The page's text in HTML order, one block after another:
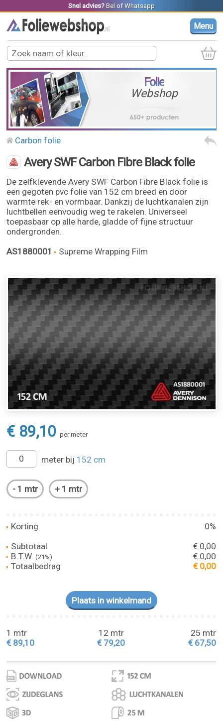
Snel advies? Belof Whatsapp
Menu
Folie
Webshop
Carbon folie
Avery SWF Carbon Fibre Black folie
De zelfklevende Avery SWF Carbon Fibre Black folie is
een gegoten pvc folie van 152 cm breed en door
warmte rek- en vormbaar. Dankzij de luchtkanalen zijn
luchtbellen eenvoudig weg te rakelen. Universeel
toepasbaar op alle harde, gladde of fijne structuur
ondergronden.
AS1880001
Supreme Wrapping Film
€ 89,10 per meter
meter bij 152 cm
Korting
0%
Subtotaal
€ 0,00
B.T.W.(21%)
€ 0,00
Totaalbedrag
€ 0,00
1 mtr
€ 89,10
12 mtr
€ 79,20
25 mtr
€ 67,50